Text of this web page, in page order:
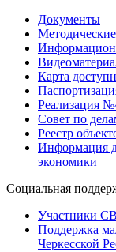
Документы
Карта
Реализация
Совет по
Реестр
Информация
экономики
Социальная
Участники
Поддержка
Черкесской